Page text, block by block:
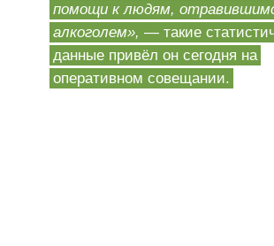
помощи к людям,
алкоголем», — такие
данные привёл он сегодня на
оперативном совещании.